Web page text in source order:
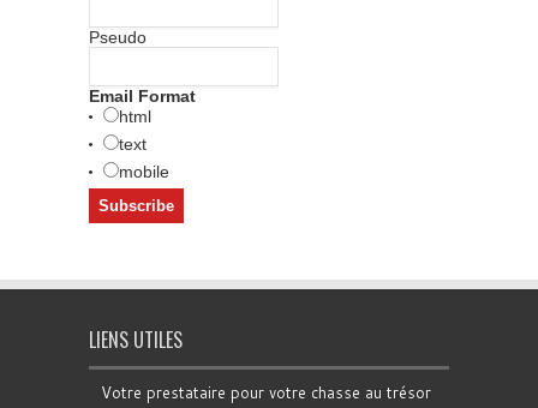
Pseudo
Email Format
html
text
mobile
LIENS UTILES
Votre prestataire pour votre chasse au trésor